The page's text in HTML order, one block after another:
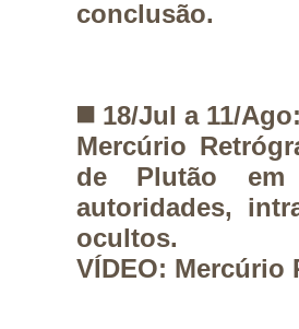
conclusão.
◼️ 18/Jul a 11/
Mercúrio
de Plutão em
autoridades,
ocultos.
VÍDEO: Mercúrio